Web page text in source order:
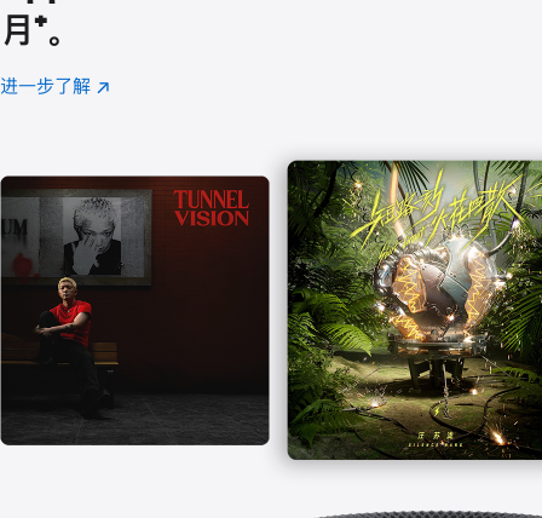
月 脚
注
⁺。
进一步了解 Apple
(在
口
中
打
开)